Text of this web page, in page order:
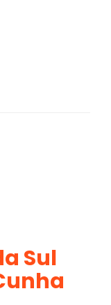
Sul